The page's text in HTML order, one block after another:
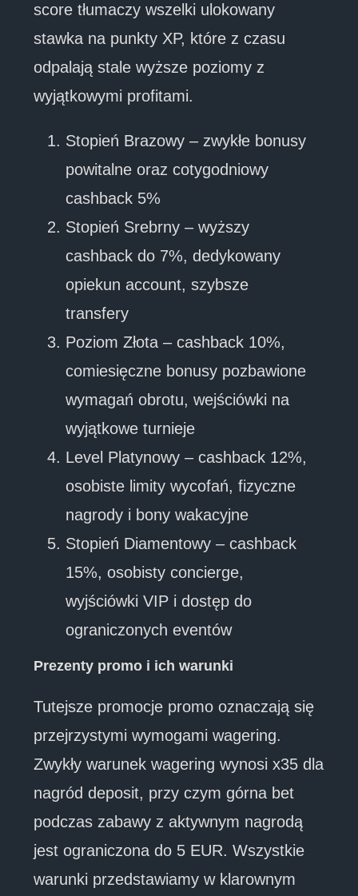
score tłumaczy wszelki ulokowany
stawka na punkty XP, które z czasu
odpalają stale wyższe poziomy z
wyjątkowymi profitami.
Stopień Brazowy – zwykłe bonusy
powitalne oraz cotygodniowy
cashback 5%
Stopień Srebrny – wyższy
cashback do 7%, dedykowany
opiekun account, szybsze
transfery
Poziom Złota – cashback 10%,
comiesięczne bonusy pozbawione
wymagań obrotu, wejściówki na
wyjątkowe turnieje
Level Platynowy – cashback 12%,
osobiste limity wycofań, fizyczne
nagrody i bony wakacyjne
Stopień Diamentowy – cashback
15%, osobisty concierge,
wyjściówki VIP i dostęp do
ograniczonych eventów
Prezenty promo i ich warunki
Tutejsze promocje promo oznaczają się
przejrzystymi wymogami wagering.
Zwykły warunek wagering wynosi x35 dla
nagród deposit, przy czym górna bet
podczas zabawy z aktywnym nagrodą
jest ograniczona do 5 EUR. Wszystkie
warunki przedstawiamy w klarownym